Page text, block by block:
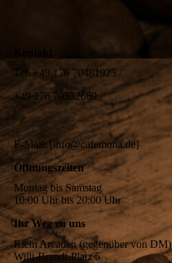
Kontakt
Tel. +49 176 70481925 /
+49 176 70532669
E-Mail: [info@cafemona.de]
Öffnungszeiten
Montag bis Samstag
10:00 Uhr bis 20:00 Uhr
Ihr Weg zu uns
Riem Arcaden (gegenüber von DM)
Willi-Brandt-Platz 5